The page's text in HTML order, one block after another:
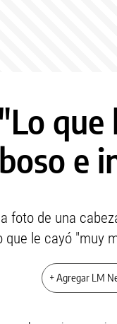
que
e
foto de una
que le cayó "muy
+ Agregar LM